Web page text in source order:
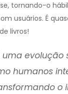
tornando-o
usuários. É
livros!
uma
humanos
o